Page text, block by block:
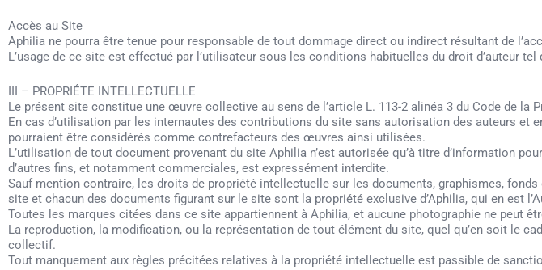
Accès au Site
Aphilia ne pourra être tenue pour responsable de tout dommage direct ou indirect résultant de
L’usage de ce site est effectué par l’utilisateur sous les conditions habituelles du droit d’auteur
III – PROPRIÉTE INTELLECTUELLE
Le présent site constitue une œuvre collective au sens de l’article L. 113-2 alinéa 3 du Code de la
En cas d’utilisation par les internautes des contributions du site sans autorisation des auteurs et
pourraient être considérés comme contrefacteurs des œuvres ainsi utilisées.
L’utilisation de tout document provenant du site Aphilia n’est autorisée qu’à titre d’information
d’autres fins, et notamment commerciales, est expressément interdite.
Sauf mention contraire, les droits de propriété intellectuelle sur les documents, graphismes,
site et chacun des documents figurant sur le site sont la propriété exclusive d’Aphilia, qui en est
Toutes les marques citées dans ce site appartiennent à Aphilia, et aucune photographie ne peut
La reproduction, la modification, ou la représentation de tout élément du site, quel qu’en soit le
collectif.
Tout manquement aux règles précitées relatives à la propriété intellectuelle est passible de